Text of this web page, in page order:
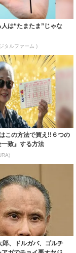
は“たまたま”じゃな
タルファーム )
この方法で買え!!６つの
致』する方法
郎、ドルガバ、ゴルチ